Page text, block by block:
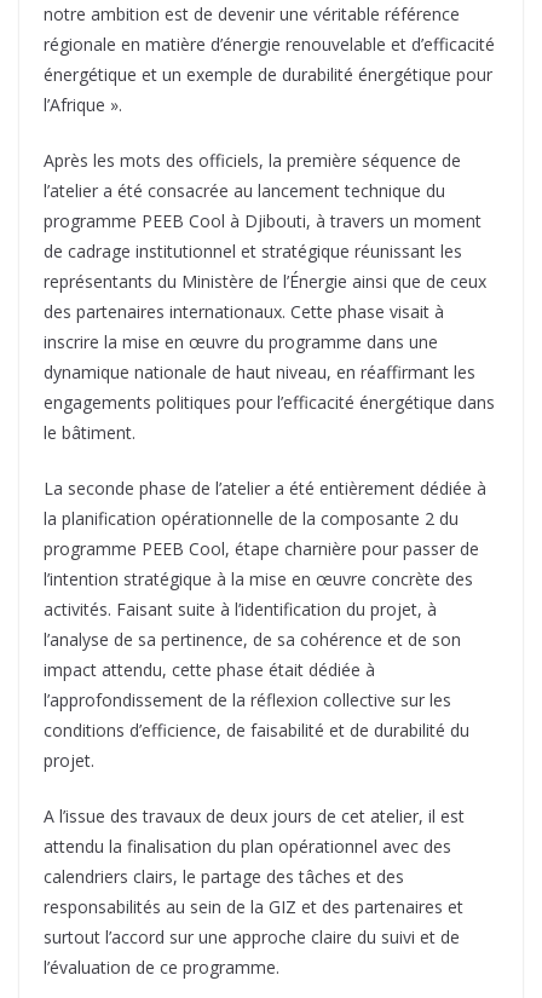
notre ambition est de devenir une véritable référence
régionale en matière d’énergie renouvelable et d’efficacité
énergétique et un exemple de durabilité énergétique pour
l’Afrique ».
Après les mots des officiels, la première séquence de
l’atelier a été consacrée au lancement technique du
programme PEEB Cool à Djibouti, à travers un moment
de cadrage institutionnel et stratégique réunissant les
représentants du Ministère de l’Énergie ainsi que de ceux
des partenaires internationaux. Cette phase visait à
inscrire la mise en œuvre du programme dans une
dynamique nationale de haut niveau, en réaffirmant les
engagements politiques pour l’efficacité énergétique dans
le bâtiment.
La seconde phase de l’atelier a été entièrement dédiée à
la planification opérationnelle de la composante 2 du
programme PEEB Cool, étape charnière pour passer de
l’intention stratégique à la mise en œuvre concrète des
activités. Faisant suite à l’identification du projet, à
l’analyse de sa pertinence, de sa cohérence et de son
impact attendu, cette phase était dédiée à
l’approfondissement de la réflexion collective sur les
conditions d’efficience, de faisabilité et de durabilité du
projet.
A l’issue des travaux de deux jours de cet atelier, il est
attendu la finalisation du plan opérationnel avec des
calendriers clairs, le partage des tâches et des
responsabilités au sein de la GIZ et des partenaires et
surtout l’accord sur une approche claire du suivi et de
l’évaluation de ce programme.